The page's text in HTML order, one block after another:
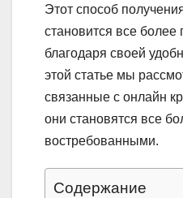
Этот способ
становится все
благодаря своей
этой статье мы
связанные с онлайн
они становятся все
востребованными.
Содержание